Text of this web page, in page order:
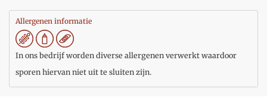
Allergenen informatie
In ons bedrijf worden diverse allergenen verwerkt waardoor
sporen hiervan niet uit te sluiten zijn.